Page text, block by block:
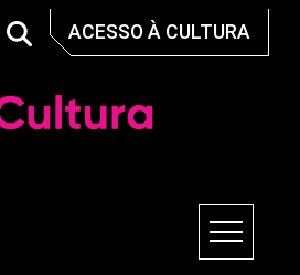
ACESSO À CULTURA